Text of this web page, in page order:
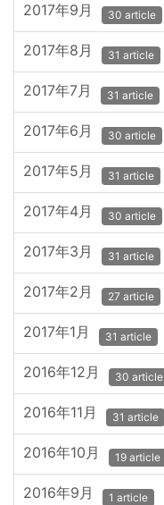
2017年9月 30 article
2017年8月 31 article
2017年7月 31 article
2017年6月 30 article
2017年5月 31 article
2017年4月 30 article
2017年3月 31 article
2017年2月 27 article
2017年1月 31 article
2016年12月 30 article
2016年11月 31 article
2016年10月 19 article
2016年9月 1 article